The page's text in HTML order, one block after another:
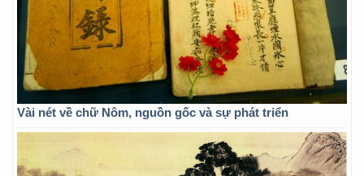
Vài nét về chữ Nôm, nguồn gốc và sự phát triển